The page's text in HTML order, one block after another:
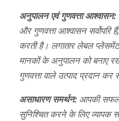
अनुपालन एवं गुणवत्ता आश्वासन:
और गुणवत्ता आश्वासन सर्वोपरि
करती है। लगातार लेबल
मानकों के अनुपालन को बनाए
गुणवत्ता वाले उत्पाद प्रदान
असाधारण समर्थन:आपकी
सुनिश्चित करने के लिए व्यापक